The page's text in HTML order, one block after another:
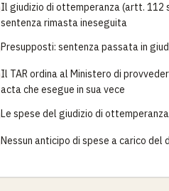
Il giudizio di ottemperanza (artt. 112
sentenza rimasta ineseguita
Presupposti: sentenza passata in
Il TAR ordina al Ministero di
acta che esegue in sua vece
Le spese del giudizio di
Nessun anticipo di spese a carico del